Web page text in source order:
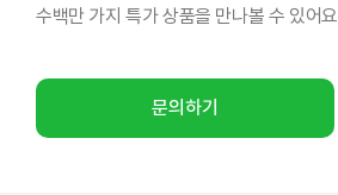
수백만 가지 특가 상품을 만나볼 수 있어요
문의하기